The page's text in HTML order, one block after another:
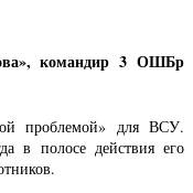
командир 3 ОШБр
проблемой» для ВСУ.
в полосе действия его